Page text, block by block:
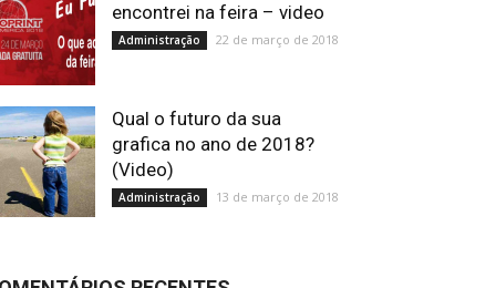
encontrei na feira – video
Administração 22 de março de 2018
Qual o futuro da sua
grafica no ano de 2018?
(Video)
Administração 13 de março de 2018